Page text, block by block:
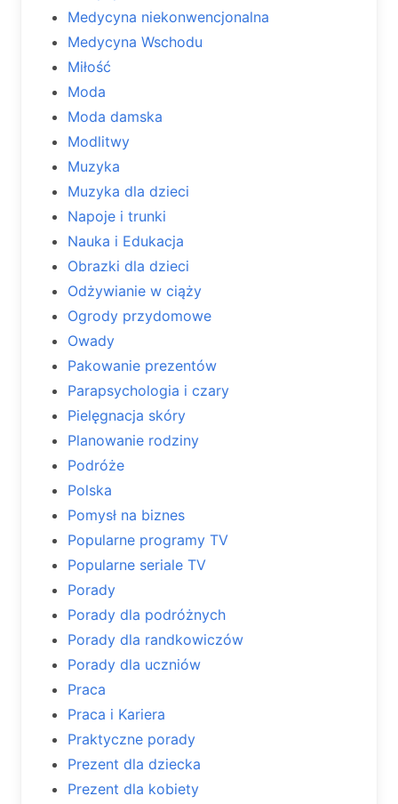
Medycyna niekonwencjonalna
Medycyna Wschodu
Miłość
Moda
Moda damska
Modlitwy
Muzyka
Muzyka dla dzieci
Napoje i trunki
Nauka i Edukacja
Obrazki dla dzieci
Odżywianie w ciąży
Ogrody przydomowe
Owady
Pakowanie prezentów
Parapsychologia i czary
Pielęgnacja skóry
Planowanie rodziny
Podróże
Polska
Pomysł na biznes
Popularne programy TV
Popularne seriale TV
Porady
Porady dla podróżnych
Porady dla randkowiczów
Porady dla uczniów
Praca
Praca i Kariera
Praktyczne porady
Prezent dla dziecka
Prezent dla kobiety